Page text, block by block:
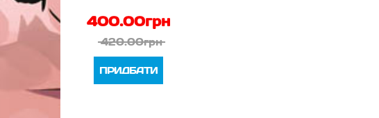
400.00грн
420.00грн
ПРИДБАТИ